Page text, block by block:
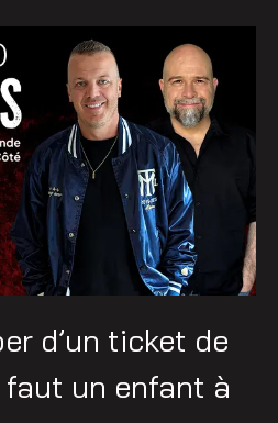
d’un ticket de
un enfant à